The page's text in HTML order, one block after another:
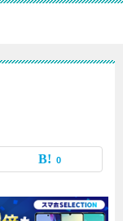
0